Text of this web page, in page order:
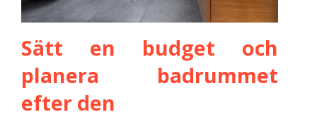
Sätt en budget och
planera badrummet
efter den